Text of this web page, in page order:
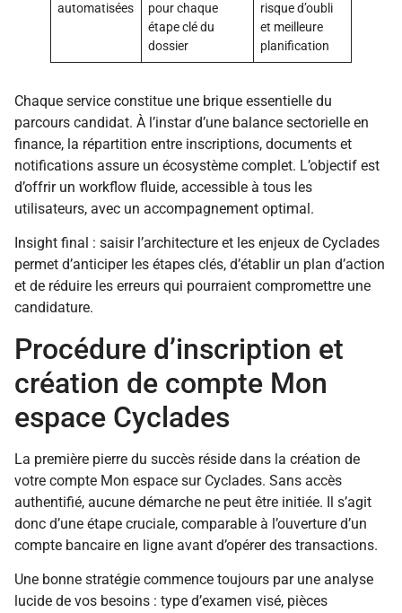
automatisées
pour chaque
étape clé du
dossier
risque d’oubli
et meilleure
planification
Chaque service constitue une brique essentielle du
parcours candidat. À l’instar d’une balance sectorielle en
finance, la répartition entre inscriptions, documents et
notifications assure un écosystème complet. L’objectif est
d’offrir un workflow fluide, accessible à tous les
utilisateurs, avec un accompagnement optimal.
Insight final : saisir l’architecture et les enjeux de Cyclades
permet d’anticiper les étapes clés, d’établir un plan d’action
et de réduire les erreurs qui pourraient compromettre une
candidature.
Procédure d’inscription et
création de compte Mon
espace Cyclades
La première pierre du succès réside dans la création de
votre compte Mon espace sur Cyclades. Sans accès
authentifié, aucune démarche ne peut être initiée. Il s’agit
donc d’une étape cruciale, comparable à l’ouverture d’un
compte bancaire en ligne avant d’opérer des transactions.
Une bonne stratégie commence toujours par une analyse
lucide de vos besoins : type d’examen visé, pièces